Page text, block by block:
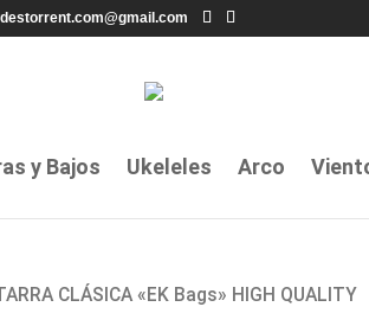
y Bajos Ukeleles Arco
CLÁSICA «EK Bags» HIGH QUALITY